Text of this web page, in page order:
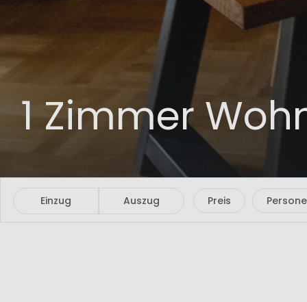
1 Zimmer
Einzug Auszug Preis